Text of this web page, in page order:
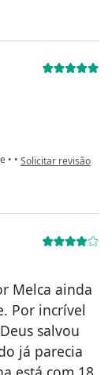
• • na opinião do
Solicitar revisão
Melca ainda
Por incrível
salvou
já parecia